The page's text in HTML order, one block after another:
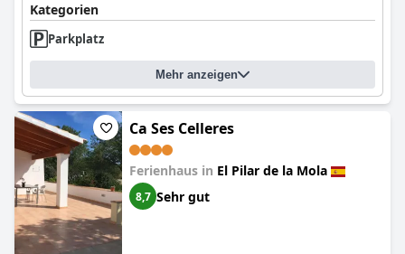
Kategorien
Parkplatz
Mehr anzeigen
Ca Ses Celleres
Ferienhaus in El Pilar de la Mola
8,7 Sehr gut